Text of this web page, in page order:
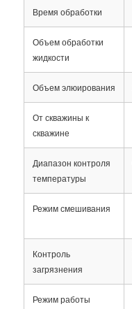
Продукция
О нас
Время обработки
Объем обработки
жидкости
Объем элюирования
От скважины к
скважине
Диапазон контроля
температуры
Режим смешивания
Контроль
загрязнения
Режим работы